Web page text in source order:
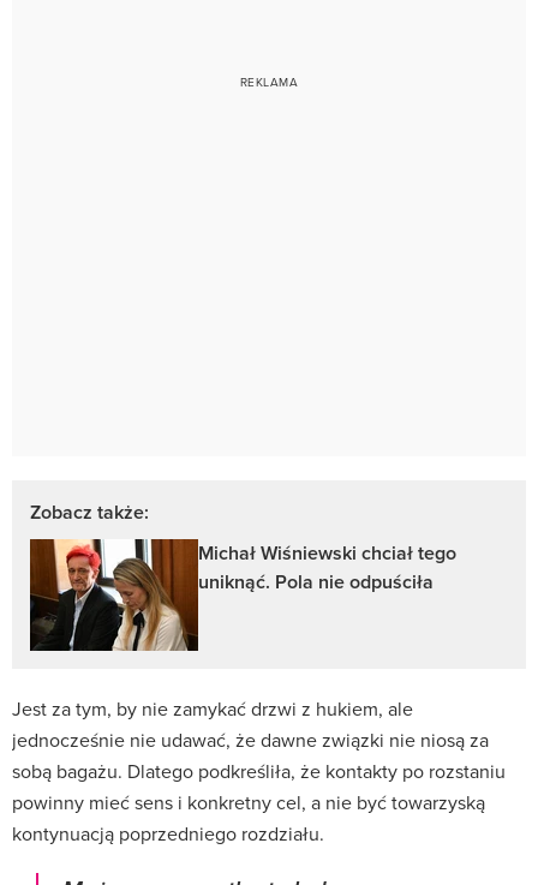
Zobacz także:
Michał Wiśniewski chciał tego
uniknąć. Pola nie odpuściła
Jest za tym, by nie zamykać drzwi z hukiem, ale
jednocześnie nie udawać, że dawne związki nie niosą za
sobą bagażu. Dlatego podkreśliła, że kontakty po rozstaniu
powinny mieć sens i konkretny cel, a nie być towarzyską
kontynuacją poprzedniego rozdziału.